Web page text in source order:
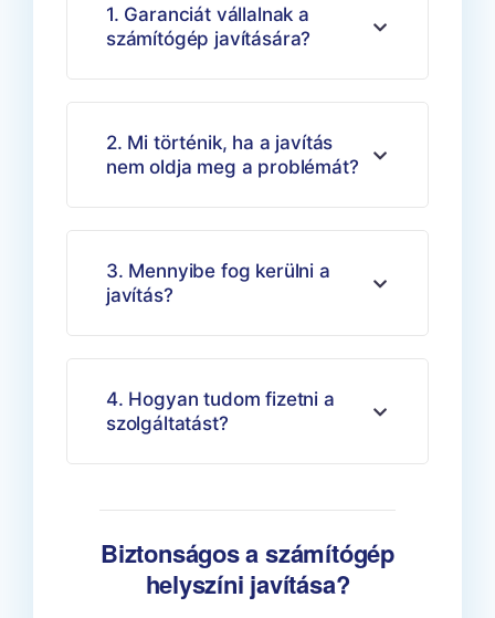
1. Garanciát vállalnak a
számítógép javítására?
2. Mi történik, ha a javítás
nem oldja meg a problémát?
3. Mennyibe fog kerülni a
javítás?
4. Hogyan tudom fizetni a
szolgáltatást?
Biztonságos a számítógép
helyszíni javítása?